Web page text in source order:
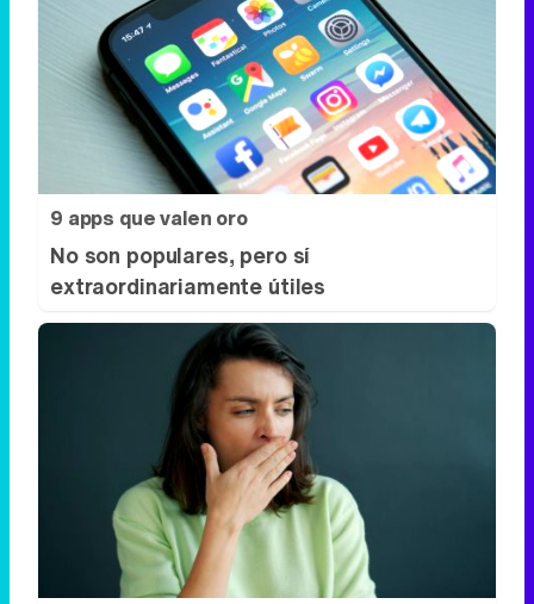
9 apps que valen oro
No son populares, pero sí
extraordinariamente útiles